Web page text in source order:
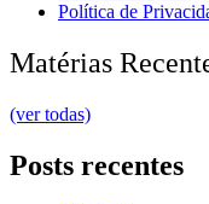
Política de
Matérias
(ver todas)
Posts recentes